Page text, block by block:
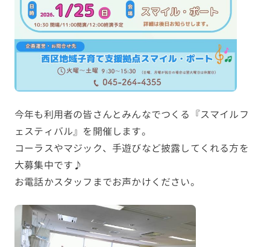
今年も利用者の皆さんとみんなでつくる『スマイルフ
ェスティバル』を開催します。
コーラスやマジック、手遊びなど披露してくれる方を
大募集中です♪
お電話かスタッフまでお声かけください。